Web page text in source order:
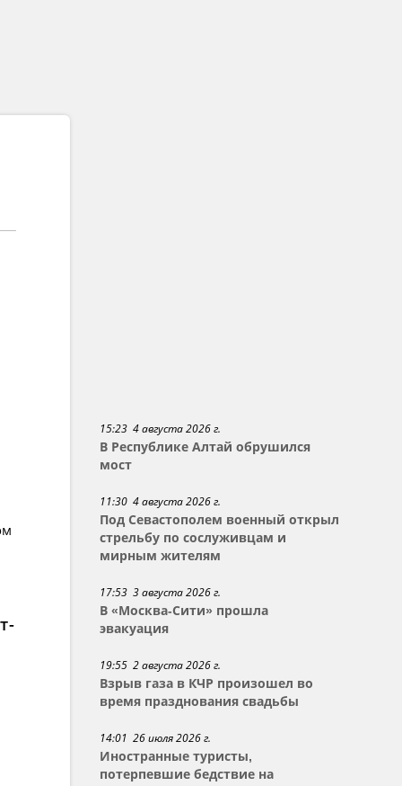
15:23 4 августа 2026 г.
В Республике Алтай обрушился
мост
11:30 4 августа 2026 г.
Под Севастополем военный открыл
стрельбу по сослуживцам и
мирным жителям
17:53 3 августа 2026 г.
В «Москва-Сити» прошла
эвакуация
19:55 2 августа 2026 г.
Взрыв газа в КЧР произошел во
время празднования свадьбы
14:01 26 июля 2026 г.
Иностранные туристы,
потерпевшие бедствие на